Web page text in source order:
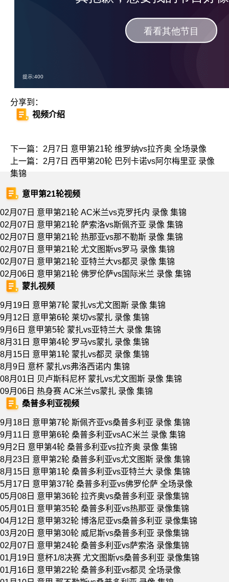
分享到：
视频介绍
下一篇： 2月7日 意甲第21轮 维罗纳vs拉齐奥 全场录像
上一篇： 2月7日 西甲第20轮 巴列卡诺vs阿尔梅里亚 录像
集锦
意甲第21轮视频
02月07日 意甲第21轮 AC米兰vs克罗托内 录像 集锦
02月07日 意甲第21轮 萨索洛vs斯佩齐亚 录像 集锦
02月07日 意甲第21轮 热那亚vs那不勒斯 录像 集锦
02月07日 意甲第21轮 尤文图斯vs罗马 录像 集锦
02月07日 意甲第21轮 亚特兰大vs都灵 录像 集锦
02月06日 意甲第21轮 佛罗伦萨vs国际米兰 录像 集锦
蒙扎视频
9月19日 意甲第7轮 蒙扎vs尤文图斯 录像 集锦
9月12日 意甲第6轮 莱切vs蒙扎 录像 集锦
9月6日 意甲第5轮 蒙扎vs亚特兰大 录像 集锦
8月31日 意甲第4轮 罗马vs蒙扎 录像 集锦
8月15日 意甲第1轮 蒙扎vs都灵 录像 集锦
8月9日 意杯 蒙扎vs弗洛西诺内 集锦
08月01日 贝卢斯科尼杯 蒙扎vs尤文图斯 录像 集锦
09月06日 热身赛 AC米兰vs蒙扎 录像 集锦
桑普多利亚视频
9月18日 意甲第7轮 斯佩齐亚vs桑普多利亚 录像 集锦
9月11日 意甲第6轮 桑普多利亚vsAC米兰 录像 集锦
9月2日 意甲第4轮 桑普多利亚vs拉齐奥 录像 集锦
8月23日 意甲第2轮 桑普多利亚vs尤文图斯 录像 集锦
8月15日 意甲第1轮 桑普多利亚vs亚特兰大 录像 集锦
5月17日 意甲第37轮 桑普多利亚vs佛罗伦萨 全场录像
05月08日 意甲第36轮 拉齐奥vs桑普多利亚 录像集锦
05月01日 意甲第35轮 桑普多利亚vs热那亚 录像集锦
04月12日 意甲第32轮 博洛尼亚vs桑普多利亚 录像集锦
03月20日 意甲第30轮 威尼斯vs桑普多利亚 录像集锦
02月07日 意甲第24轮 桑普多利亚vs萨索洛 录像集锦
01月19日 意杯1/8决赛 尤文图斯vs桑普多利亚 录像集锦
01月16日 意甲第22轮 桑普多利亚vs都灵 全场录像